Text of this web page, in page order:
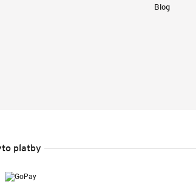
Blog
platby